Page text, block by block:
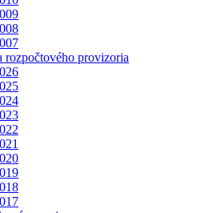
rozpočtového provizoria